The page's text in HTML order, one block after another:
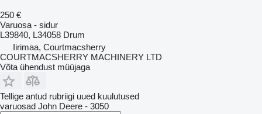
250 €
Varuosa - sidur
L39840, L34058 Drum
Iirimaa, Courtmacsherry
COURTMACSHERRY MACHINERY LTD
Võta ühendust müüjaga
Tellige antud rubriigi uued kuulutused
varuosad John Deere - 3050